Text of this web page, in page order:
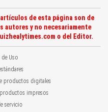
de esta página son de
autores y no necesariamente
o del Editor.
Uso
productos digitales
impresos
servicio